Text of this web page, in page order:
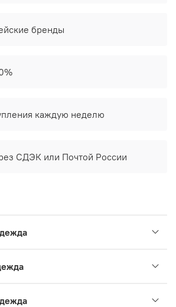
бренды
каждую неделю
СДЭК или Почтой России